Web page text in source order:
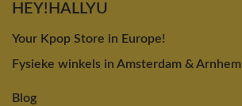
HEY!HALLYU
Your Kpop Store in Europe!
Fysieke winkels in Amsterdam & Arnhem
Blog